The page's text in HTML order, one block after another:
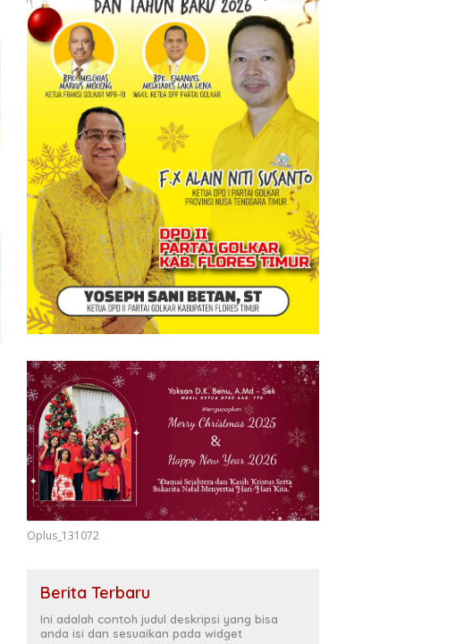
Oplus_131072
Berita Terbaru
Ini adalah contoh judul deskripsi yang bisa
anda isi dan sesuaikan pada widget